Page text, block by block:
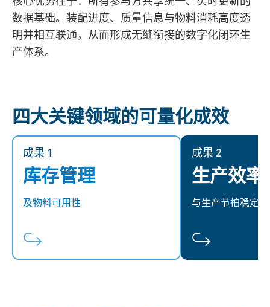
数据基础。装配进度、质量信息与物料消耗高度透
明并相互联通，从而形成无缝衔接的数字化闭环生
产体系。
四大关键领域的可量化成效
成果 1
库存管理
及物料可用性
通过线边实时电子看板
（E‑Kanban）与消耗追踪，实现
库存降低与物料可用性同步提升。
成果 2
生产效率
与生产节拍稳定性
减少找料时间、
晰作业指导，即
境下，也